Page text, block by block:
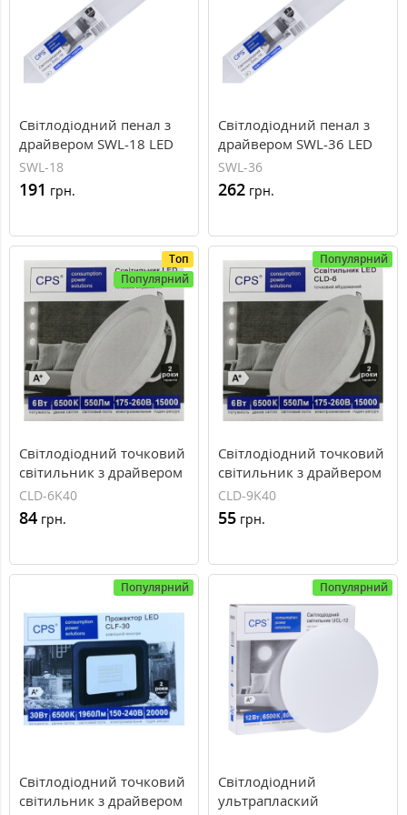
Світлодіодний пенал з
драйвером SWL-18 LED
18W холодне світло
(Размір: 600×80×25 мм)
SWL-18
191 грн.
Світлодіодний пенал з
драйвером SWL-36 LED
36W холодне світло
(Размір: 1200×80×25 мм)
SWL-36
262 грн.
Топ
Популярний
Світлодіодний точковий
світильник з драйвером
CLD-6K40 LED 6W тепле
світло (Размір:
Ф95/75×30 мм)
CLD-6K40
84 грн.
Популярний
Світлодіодний точковий
світильник з драйвером
CLD-9K40 LED 9W тепле
світло (Размір:
Ф118/95×30 мм)
CLD-9K40
55 грн.
Популярний
Світлодіодний точковий
світильник з драйвером
Популярний
Світлодіодний
ультраплаский